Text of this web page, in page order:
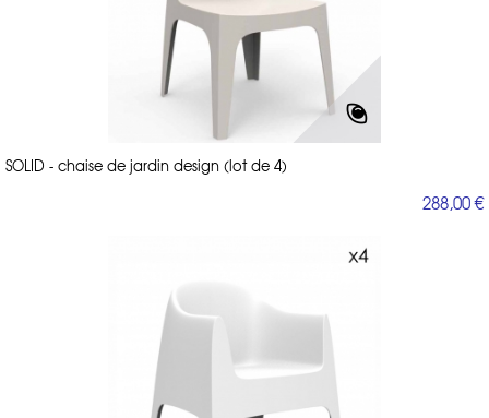
SOLID - chaise de jardin design (lot de 4)
288,00 €